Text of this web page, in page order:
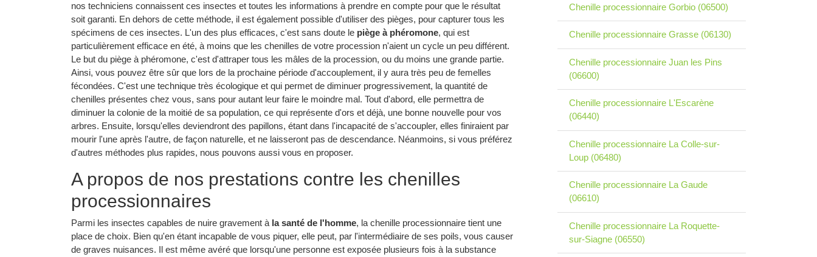
nos techniciens connaissent ces insectes et toutes les informations à prendre en compte pour que le résultat
soit garanti. En dehors de cette méthode, il est également possible d'utiliser des pièges, pour capturer tous les
spécimens de ces insectes. L'un des plus efficaces, c'est sans doute le piège à phéromone, qui est
particulièrement efficace en été, à moins que les chenilles de votre procession n'aient un cycle un peu différent.
Le but du piège à phéromone, c'est d'attraper tous les mâles de la procession, ou du moins une grande partie.
Ainsi, vous pouvez être sûr que lors de la prochaine période d'accouplement, il y aura très peu de femelles
fécondées. C'est une technique très écologique et qui permet de diminuer progressivement, la quantité de
chenilles présentes chez vous, sans pour autant leur faire le moindre mal. Tout d'abord, elle permettra de
diminuer la colonie de la moitié de sa population, ce qui représente d'ors et déjà, une bonne nouvelle pour vos
arbres. Ensuite, lorsqu'elles deviendront des papillons, étant dans l'incapacité de s'accoupler, elles finiraient par
mourir l'une après l'autre, de façon naturelle, et ne laisseront pas de descendance. Néanmoins, si vous préférez
d'autres méthodes plus rapides, nous pouvons aussi vous en proposer.
A propos de nos prestations contre les chenilles
processionnaires
Parmi les insectes capables de nuire gravement à la santé de l'homme, la chenille processionnaire tient une
place de choix. Bien qu'en étant incapable de vous piquer, elle peut, par l'intermédiaire de ses poils, vous causer
de graves nuisances. Il est même avéré que lorsqu'une personne est exposée plusieurs fois à la substance
Chenille processionnaire Gorbio (06500)
Chenille processionnaire Grasse (06130)
Chenille processionnaire Juan les Pins
(06600)
Chenille processionnaire L'Escarène
(06440)
Chenille processionnaire La Colle-sur-
Loup (06480)
Chenille processionnaire La Gaude
(06610)
Chenille processionnaire La Roquette-
sur-Siagne (06550)